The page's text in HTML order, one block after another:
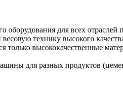
для всех отраслей
технику высокого
только высококачественные
для разных продуктов